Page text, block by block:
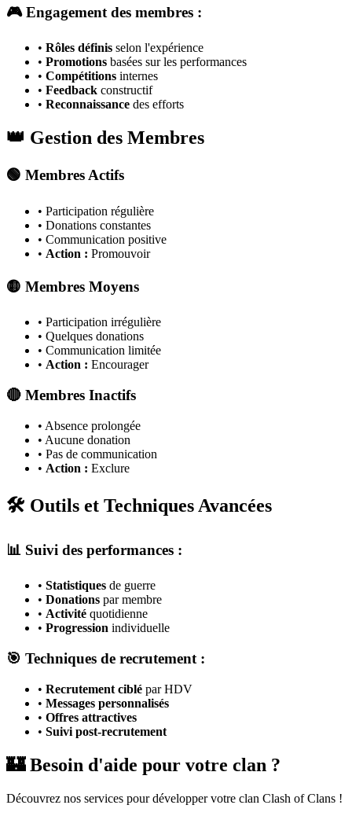
🎮 Engagement des membres :
• Rôles définis selon l'expérience
• Promotions basées sur les performances
• Compétitions internes
• Feedback constructif
• Reconnaissance des efforts
👑 Gestion des Membres
🟢 Membres Actifs
• Participation régulière
• Donations constantes
• Communication positive
• Action : Promouvoir
🟡 Membres Moyens
• Participation irrégulière
• Quelques donations
• Communication limitée
• Action : Encourager
🔴 Membres Inactifs
• Absence prolongée
• Aucune donation
• Pas de communication
• Action : Exclure
🛠️ Outils et Techniques Avancées
📊 Suivi des performances :
• Statistiques de guerre
• Donations par membre
• Activité quotidienne
• Progression individuelle
🎯 Techniques de recrutement :
• Recrutement ciblé par HDV
• Messages personnalisés
• Offres attractives
• Suivi post-recrutement
🏰 Besoin d'aide pour votre clan ?
Découvrez nos services pour développer votre clan Clash of Clans !